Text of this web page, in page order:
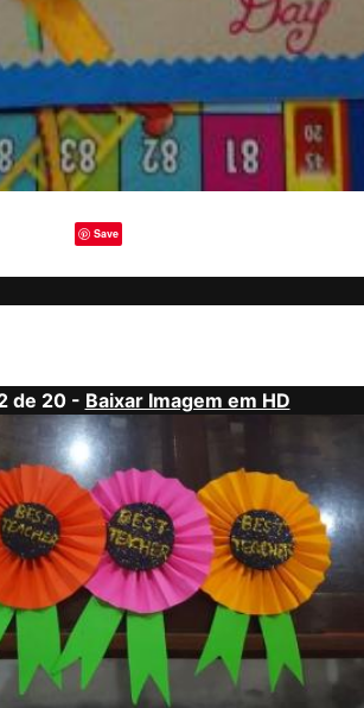
Save
de 20 - Baixar Imagem em HD